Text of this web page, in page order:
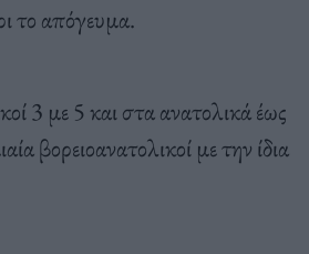
το απόγευμα.
3 με 5 και στα ανατολικά έως
βορειοανατολικοί με την ίδια